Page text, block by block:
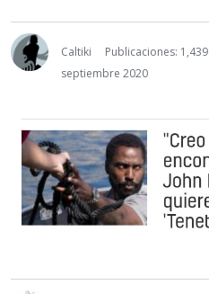
Caltiki
Publicaciones: 1,439
septiembre 2020